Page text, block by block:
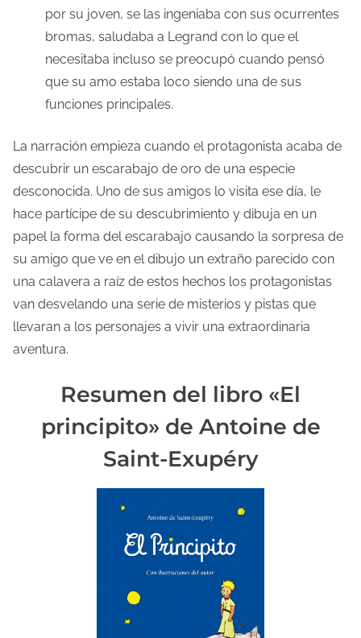
por su joven, se las ingeniaba con sus ocurrentes
bromas, saludaba a Legrand con lo que el
necesitaba incluso se preocupó cuando pensó
que su amo estaba loco siendo una de sus
funciones principales.
La narración empieza cuando el protagonista acaba de
descubrir un escarabajo de oro de una especie
desconocida. Uno de sus amigos lo visita ese día, le
hace partícipe de su descubrimiento y dibuja en un
papel la forma del escarabajo causando la sorpresa de
su amigo que ve en el dibujo un extraño parecido con
una calavera a raíz de estos hechos los protagonistas
van desvelando una serie de misterios y pistas que
llevaran a los personajes a vivir una extraordinaria
aventura.
Resumen del libro «El
principito» de Antoine de
Saint-Exupéry